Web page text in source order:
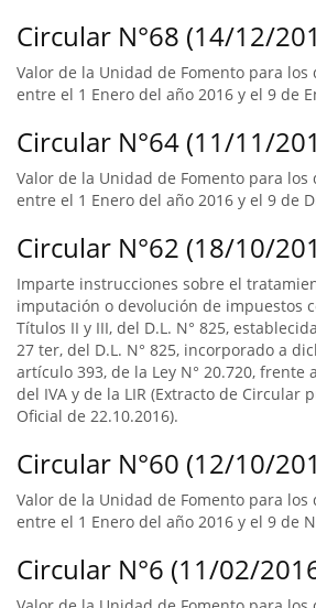
Circular N°68 (14/12/
Valor de la Unidad de Fomento para
entre el 1 Enero del año 2016 y el 9 de
Circular N°64 (11/11/
Valor de la Unidad de Fomento para
entre el 1 Enero del año 2016 y el 9 de
Circular N°62 (18/10/
Imparte instrucciones sobre el
imputación o devolución de impuestos
Títulos II y III, del D.L. N° 825,
27 ter, del D.L. N° 825, incorporado a
artículo 393, de la Ley N° 20.720, frente
del IVA y de la LIR (Extracto de Circular
Oficial de 22.10.2016).
Circular N°60 (12/10/
Valor de la Unidad de Fomento para
entre el 1 Enero del año 2016 y el 9 de
Circular N°6 (11/02/